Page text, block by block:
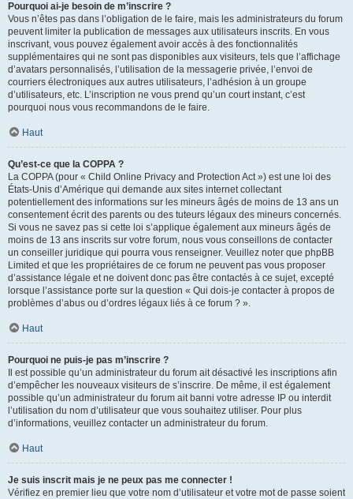
Pourquoi ai-je besoin de m’inscrire ?
Vous n’êtes pas dans l’obligation de le faire, mais les administrateurs du forum
peuvent limiter la publication de messages aux utilisateurs inscrits. En vous
inscrivant, vous pouvez également avoir accès à des fonctionnalités
supplémentaires qui ne sont pas disponibles aux visiteurs, tels que l’affichage
d’avatars personnalisés, l’utilisation de la messagerie privée, l’envoi de
courriers électroniques aux autres utilisateurs, l’adhésion à un groupe
d’utilisateurs, etc. L’inscription ne vous prend qu’un court instant, c’est
pourquoi nous vous recommandons de le faire.
Haut
Qu’est-ce que la COPPA ?
La COPPA (pour « Child Online Privacy and Protection Act ») est une loi des
États-Unis d’Amérique qui demande aux sites internet collectant
potentiellement des informations sur les mineurs âgés de moins de 13 ans un
consentement écrit des parents ou des tuteurs légaux des mineurs concernés.
Si vous ne savez pas si cette loi s’applique également aux mineurs âgés de
moins de 13 ans inscrits sur votre forum, nous vous conseillons de contacter
un conseiller juridique qui pourra vous renseigner. Veuillez noter que phpBB
Limited et que les propriétaires de ce forum ne peuvent pas vous proposer
d’assistance légale et ne doivent donc pas être contactés à ce sujet, excepté
lorsque l’assistance porte sur la question « Qui dois-je contacter à propos de
problèmes d’abus ou d’ordres légaux liés à ce forum ? ».
Haut
Pourquoi ne puis-je pas m’inscrire ?
Il est possible qu’un administrateur du forum ait désactivé les inscriptions afin
d’empêcher les nouveaux visiteurs de s’inscrire. De même, il est également
possible qu’un administrateur du forum ait banni votre adresse IP ou interdit
l’utilisation du nom d’utilisateur que vous souhaitez utiliser. Pour plus
d’informations, veuillez contacter un administrateur du forum.
Haut
Je suis inscrit mais je ne peux pas me connecter !
Vérifiez en premier lieu que votre nom d’utilisateur et votre mot de passe soient